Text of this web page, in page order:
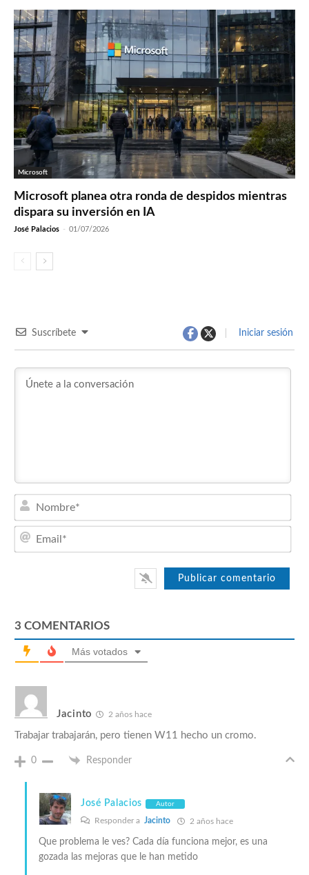
Microsoft
Microsoft planea otra ronda de despidos mientras
dispara su inversión en IA
José Palacios - 01/07/2026
Suscríbete Iniciar sesión
3 COMENTARIOS
Más votados
Jacinto 2 años hace
Trabajar trabajarán, pero tienen W11 hecho un cromo.
0 Responder
José Palacios Autor
Responder a Jacinto 2 años hace
Que problema le ves? Cada día funciona mejor, es una
gozada las mejoras que le han metido